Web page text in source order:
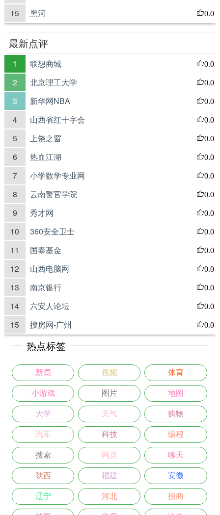
15 黑河 0.0
最新点评
1 联想商城 0.0
2 北京理工大学 0.0
3 新华网NBA 0.0
4 山西省红十字会 0.0
5 上饶之窗 0.0
6 热血江湖 0.0
7 小学数学专业网 0.0
8 云南警官学院 0.0
9 秀才网 0.0
10 360安全卫士 0.0
11 国泰基金 0.0
12 山西电脑网 0.0
13 南京银行 0.0
14 六安人论坛 0.0
15 搜房网-广州 0.0
热点标签
新闻 视频 体育
小游戏 图片 地图
大学 天气 购物
汽车 科技 编程
搜索 网页 聊天
陕西 福建 安徽
辽宁 河北 招商